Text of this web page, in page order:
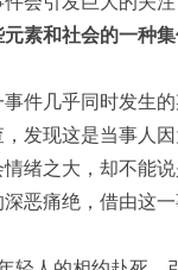
素和社会的一种
事件几乎同时发生
，发现这是当事人
情绪之大，却不能
恶痛绝，借由这一